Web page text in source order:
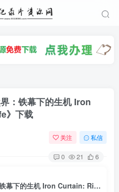
：铁幕下的生机 Iron
》下载
关注 私信
0 21 6
自然纪录片《BBC自然界：铁幕下的生机 Iron Curtain: Ribbon of Life》下载